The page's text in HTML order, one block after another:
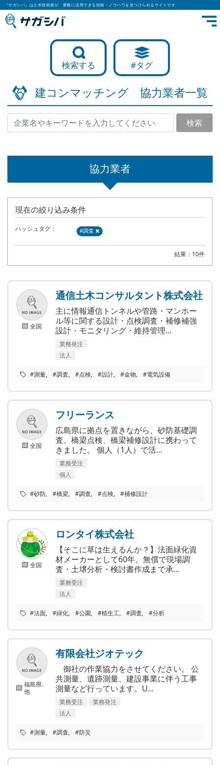
『サガシバ』は土木技術者が、業務に活用できる技術・ノウハウを見つけられるサイトです
検索する #タグ
建コンマッチング 協力業者一覧
検索
協力業者
現在の絞り込み条件
ハッシュタグ： #調査
結果：10件
全国
通信土木コンサルタント株式会社
主に情報通信トンネルや管路・マンホー
ル等に関する設計・点検調査・補修補強
設計・モニタリング・維持管理...
業務発注
法人
#測量 #調査 #点検 #設計 #金物 #電気設備
全国
フリーランス
広島県に拠点を置きながら、砂防基礎調
査、橋梁点検、橋梁補修設計に携わって
きました。 個人（1人）で活...
業務受注
個人
#砂防 #橋梁 #調査 #点検 #補修設計
全国
ロンタイ株式会社
【そこに草は生えるんか？】法面緑化資
材メーカーとして60年。無償で現場調
査・土壌分析・検討書作成まで承...
業務受注
法人
#法面 #緑化 #公園 #植生工 #調査 #分析
福島県、
他
有限会社ジオテック
御社の作業協力をさせてください。 公
共測量、遺跡測量、建設事業に伴う工事
測量など行っています。​​​U...
業務受注
業務発注
法人
#測量 #調査 #防災